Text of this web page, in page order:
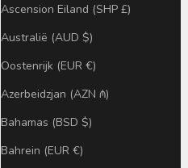
Ascension Eiland (SHP £)
Australië (AUD $)
Oostenrijk (EUR €)
Azerbeidzjan (AZN ₼)
Bahamas (BSD $)
Bahrein (EUR €)